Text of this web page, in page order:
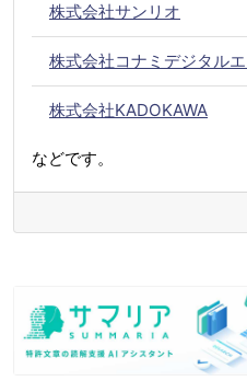
株式会社サンリオ
株式会社コナミデジタル
株式会社KADOKAWA
などです。